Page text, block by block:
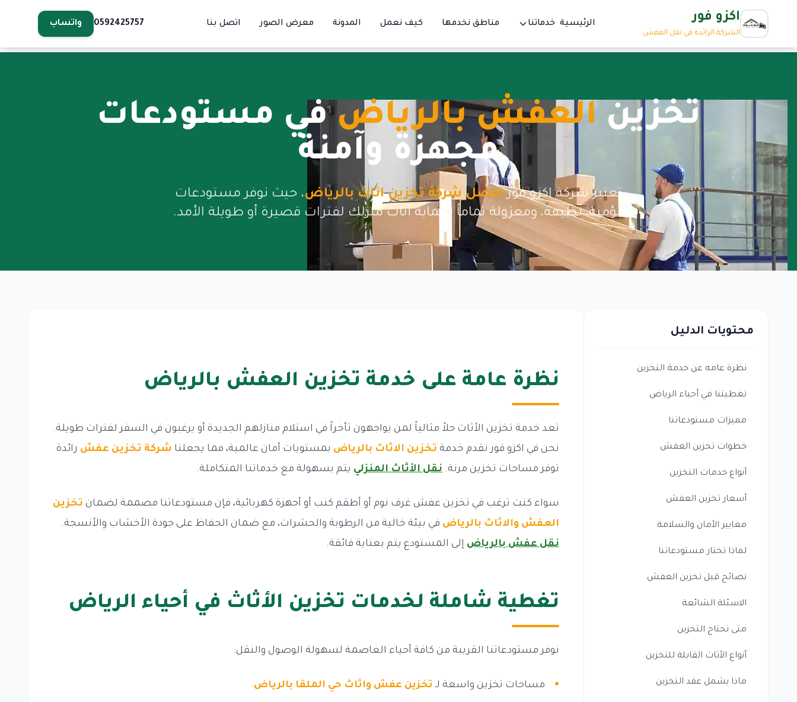
اكزو فور
الشركة الرائدة في نقل العفش
الرئيسية خدماتنا مناطق نخدمها كيف نعمل المدونة معرض الصور اتصل بنا 0592425757 واتساب
تخزين العفش بالرياضفي مستودعات
مجهزة وآمنة
تعتبر شركة اكزو فورافضل شركة تخزين اثاث بالرياض، حيث نوفر مستودعات
مؤمنة، نظيفة، ومعزولة تماماً لحماية أثاث منزلك لفترات قصيرة أو طويلة الأمد.
محتويات الدليل
نظرة عامه عن خدمة التخزين
تغطيتنا في أحياء الرياض
مميزات مستودعاتنا
خطوات تخزين العفش
أنواع خدمات التخزين
أسعار تخزين العفش
معايير الأمان والسلامة
لماذا تختار مستودعاتنا
نصائح قبل تخزين العفش
الاسئلة الشائعة
متى تحتاج التخزين
أنواع الأثاث القابلة للتخزين
ماذا يشمل عقد التخزين
نظرة عامة على خدمة تخزين العفش بالرياض
تعد خدمة تخزين الأثاث حلاً مثالياً لمن يواجهون تأخراً في استلام منازلهم الجديدة أو يرغبون في السفر لفترات طويلة.
نحن في اكزو فور نقدم خدمة تخزين الاثاث بالرياض بمستويات أمان عالمية، مما يجعلنا شركة تخزين عفش رائدة
توفر مساحات تخزين مرنة. نقل الأثاث المنزلي يتم بسهولة مع خدماتنا المتكاملة.
سواء كنت ترغب في تخزين عفش غرف نوم أو أطقم كنب أو أجهزة كهربائية، فإن مستودعاتنا مصممة لضمان تخزين
العفش والاثاث بالرياض في بيئة خالية من الرطوبة والحشرات، مع ضمان الحفاظ على جودة الأخشاب والأنسجة.
نقل عفش بالرياض إلى المستودع يتم بعناية فائقة.
تغطية شاملة لخدمات تخزين الأثاث في أحياء الرياض
نوفر مستودعاتنا القريبة من كافة أحياء العاصمة لسهولة الوصول والنقل:
مساحات تخزين واسعة لـ تخزين عفش واثاث حي الملقا بالرياض.